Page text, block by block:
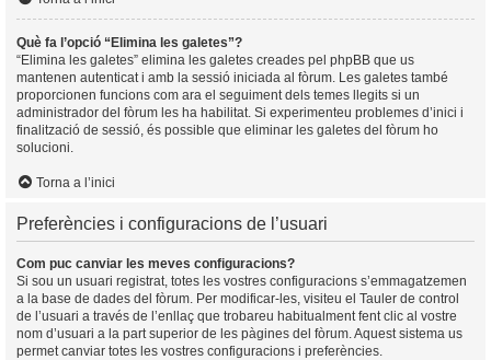
Què fa l’opció “Elimina les galetes”?
“Elimina les galetes” elimina les galetes creades pel phpBB que us
mantenen autenticat i amb la sessió iniciada al fòrum. Les galetes també
proporcionen funcions com ara el seguiment dels temes llegits si un
administrador del fòrum les ha habilitat. Si experimenteu problemes d’inici i
finalització de sessió, és possible que eliminar les galetes del fòrum ho
solucioni.
Torna a l’inici
Preferències i configuracions de l’usuari
Com puc canviar les meves configuracions?
Si sou un usuari registrat, totes les vostres configuracions s’emmagatzemen
a la base de dades del fòrum. Per modificar-les, visiteu el Tauler de control
de l’usuari a través de l’enllaç que trobareu habitualment fent clic al vostre
nom d’usuari a la part superior de les pàgines del fòrum. Aquest sistema us
permet canviar totes les vostres configuracions i preferències.